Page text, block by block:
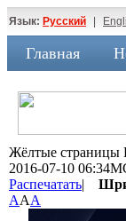
Язык: Русский
Главная
Жёлтые страницы
2016-07-10
Распечатать|
AAA